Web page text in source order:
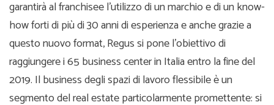
garantirà al franchisee l’utilizzo di un marchio e di un know-
how forti di più di 30 anni di esperienza e anche grazie a
questo nuovo format, Regus si pone l’obiettivo di
raggiungere i 65 business center in Italia entro la fine del
2019. Il business degli spazi di lavoro flessibile è un
segmento del real estate particolarmente promettente: si